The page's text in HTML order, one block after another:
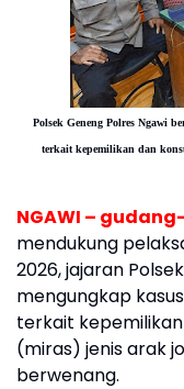
Polsek Geneng Polres Ngawi
terkait kepemilikan dan
NGAWI –
mendukung
2026, jajaran
mengungkap
terkait
(miras) jenis arak
berwenang.